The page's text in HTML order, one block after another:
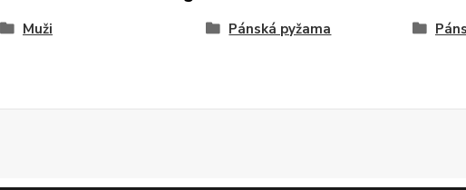
Muži Pánská pyžama